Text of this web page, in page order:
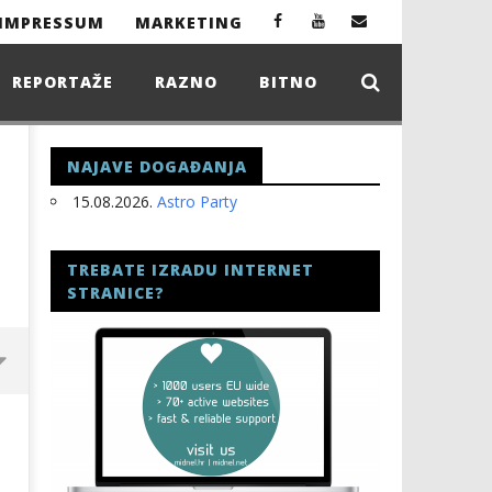
IMPRESSUM MARKETING
REPORTAŽE RAZNO BITNO
NAJAVE DOGAĐANJA
15.08.2026. Astro Party
TREBATE IZRADU INTERNET
STRANICE?